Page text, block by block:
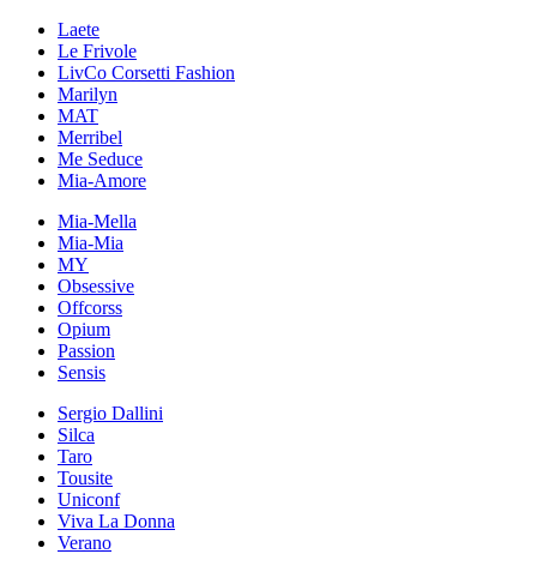
Laete
Le Frivole
LivCo Corsetti Fashion
Marilyn
MAT
Merribel
Me Seduce
Mia-Amore
Mia-Mella
Mia-Mia
MY
Obsessive
Offcorss
Opium
Passion
Sensis
Sergio Dallini
Silca
Taro
Tousite
Uniconf
Viva La Donna
Verano